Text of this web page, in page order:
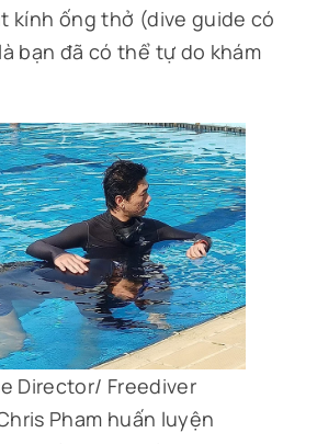
kính ống thở (dive guide có
bạn đã có thể tự do khám
Director/ Freediver
Pham huấn luyện